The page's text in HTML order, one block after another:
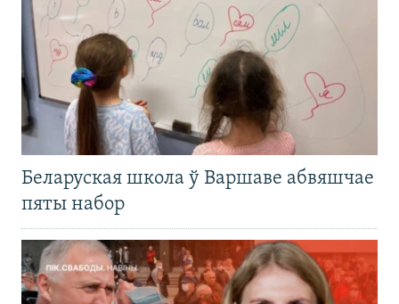
Беларуская школа ў Варшаве абвяшчае
пяты набор